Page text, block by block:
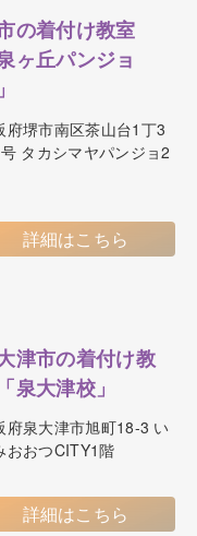
の着付け教室
泉ヶ丘パンジョ
府堺市南区茶山台1丁3
タカシマヤパンジョ2
詳細はこちら
津市の着付け教
泉大津校」
府泉大津市旭町18-3 い
おおつCITY1階
詳細はこちら